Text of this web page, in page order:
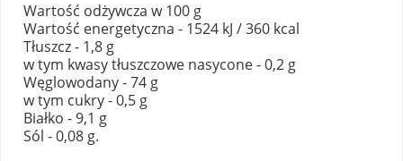
Wartość odżywcza w 100 g
Wartość energetyczna - 1524 kJ / 360 kcal
Tłuszcz - 1,8 g
w tym kwasy tłuszczowe nasycone - 0,2 g
Węglowodany - 74 g
w tym cukry - 0,5 g
Białko - 9,1 g
Sól - 0,08 g.